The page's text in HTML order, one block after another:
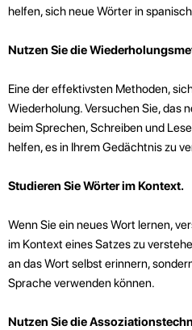
helfen, sich neue Wörter in
Nutzen Sie die
Eine der effektivsten Methoden,
Wiederholung. Versuchen Sie, das
beim Sprechen, Schreiben und
helfen, es in Ihrem Gedächtnis zu
Studieren Sie Wörter im Kontext.
Wenn Sie ein neues Wort lernen,
im Kontext eines Satzes zu
an das Wort selbst erinnern,
Sprache verwenden können.
Nutzen Sie die